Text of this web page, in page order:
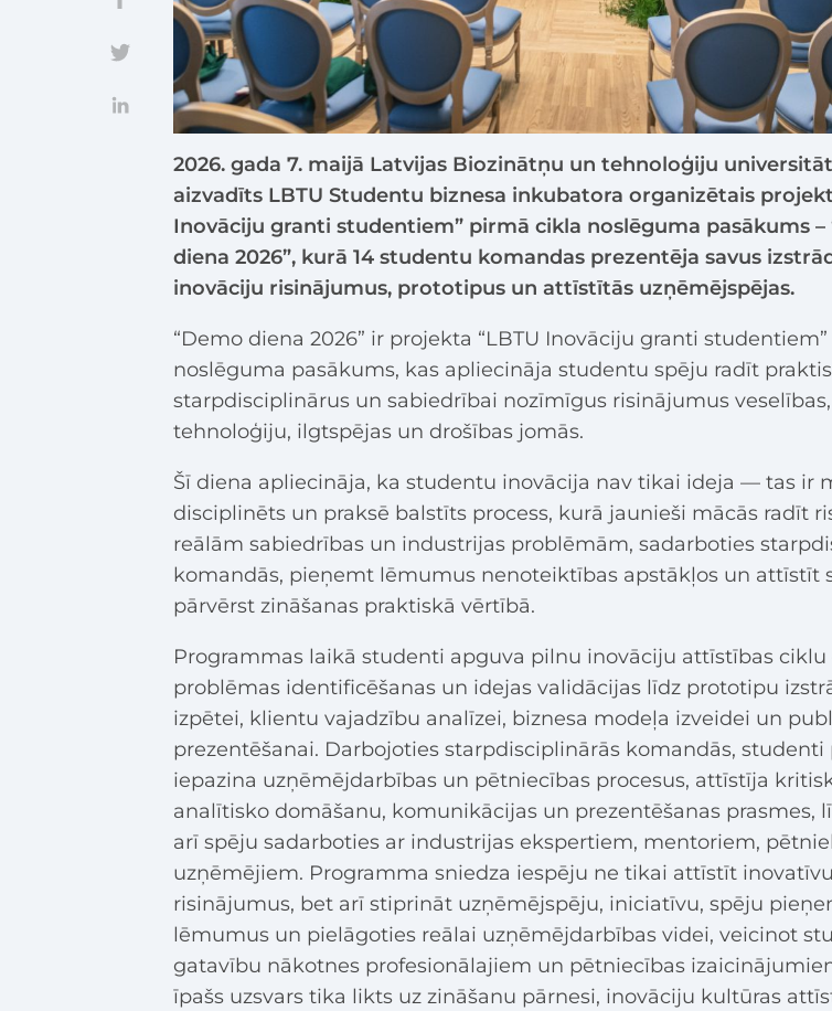
2026. gada 7. maijā Latvijas Biozinātņu un tehnoloģiju
aizvadīts LBTU Studentu biznesa inkubatora organizētais
Inovāciju granti studentiem” pirmā cikla noslēguma pasākums –
diena 2026”, kurā 14 studentu komandas prezentēja savus
inovāciju risinājumus, prototipus un attīstītās uzņēmējspējas.
“Demo diena 2026” ir projekta “LBTU Inovāciju granti
noslēguma pasākums, kas apliecināja studentu spēju radīt
starpdisciplinārus un sabiedrībai nozīmīgus risinājumus veselības,
tehnoloģiju, ilgtspējas un drošības jomās.
Šī diena apliecināja, ka studentu inovācija nav tikai ideja — tas ir
disciplinēts un praksē balstīts process, kurā jaunieši mācās radīt
reālām sabiedrības un industrijas problēmām, sadarboties
komandās, pieņemt lēmumus nenoteiktības apstākļos un attīstīt
pārvērst zināšanas praktiskā vērtībā.
Programmas laikā studenti apguva pilnu inovāciju attīstības
problēmas identificēšanas un idejas validācijas līdz prototipu
izpētei, klientu vajadzību analīzei, biznesa modeļa izveidei un
prezentēšanai. Darbojoties starpdisciplinārās komandās, studenti
iepazina uzņēmējdarbības un pētniecības procesus, attīstīja
analītisko domāšanu, komunikācijas un prezentēšanas prasmes,
arī spēju sadarboties ar industrijas ekspertiem, mentoriem,
uzņēmējiem. Programma sniedza iespēju ne tikai attīstīt
risinājumus, bet arī stiprināt uzņēmējspēju, iniciatīvu, spēju
lēmumus un pielāgoties reālai uzņēmējdarbības videi, veicinot
gatavību nākotnes profesionālajiem un pētniecības
īpašs uzsvars tika likts uz zināšanu pārnesi, inovāciju kultūras